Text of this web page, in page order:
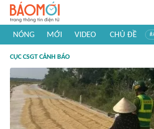
NÓNG MỚI VIDEO CHỦ ĐỀ
#Khám phá thế giới
CỤC CSGT CẢNH BÁO